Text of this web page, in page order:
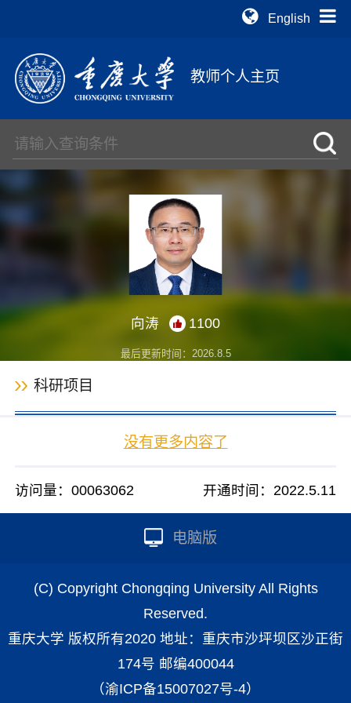
English
教师个人主页
向涛 1100
最后更新时间： 2026.8.5
科研项目
没有更多内容了
访问量：00063062 开通时间： 2022.5.11
电脑版
(C) Copyright Chongqing University All Rights
Reserved.
重庆大学 版权所有2020 地址：重庆市沙坪坝区沙正街
174号 邮编400044
（渝ICP备15007027号-4）